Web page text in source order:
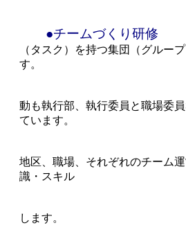
●チームづくり研修
（タスク）を持つ集団（グルー
す。
動も執行部、執行委員と職場委
ています。
地区、職場、それぞれのチーム
識・スキル
します。